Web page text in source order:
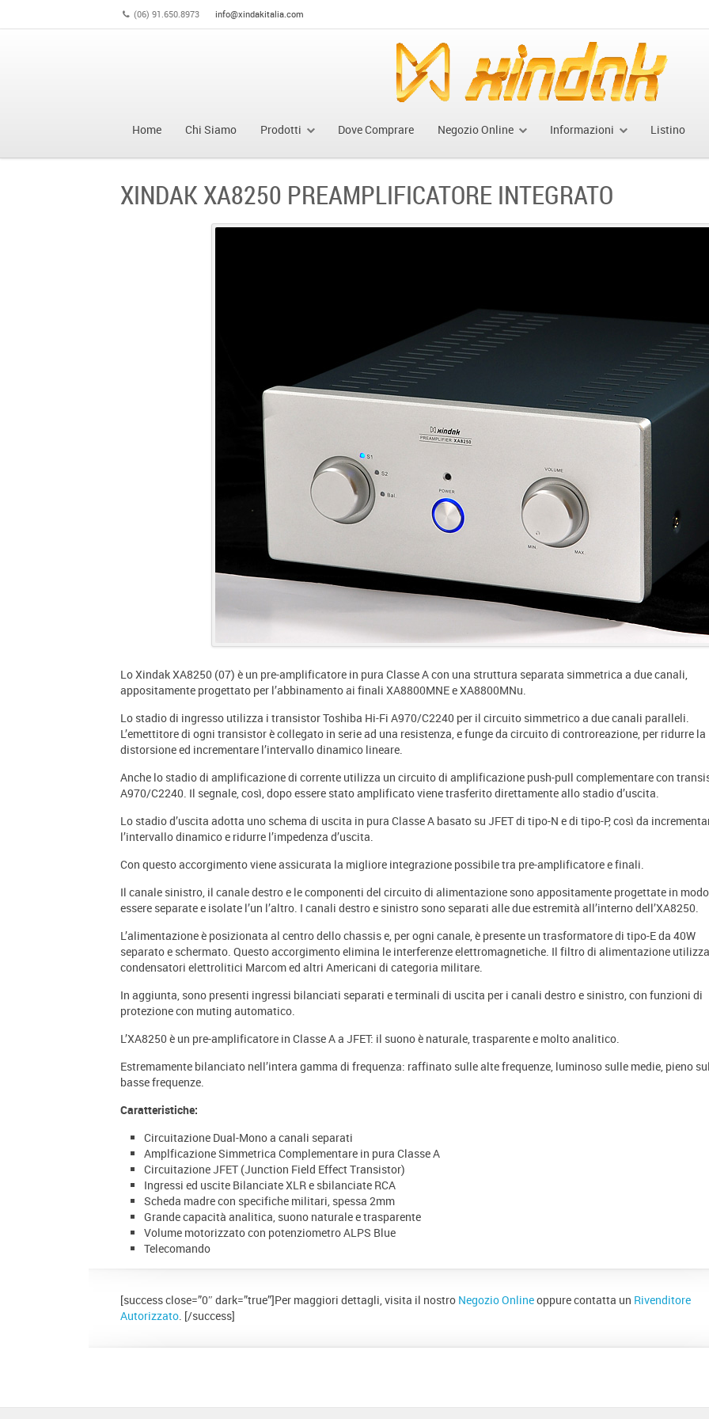
(06) 91.650.8973 info@xindakitalia.com
Home Chi Siamo Prodotti Dove Comprare Negozio Online Informazioni Listino
XINDAK XA8250 PREAMPLIFICATORE INTEGRATO
Lo Xindak XA8250 (07) è un pre-amplificatore in pura Classe A con una struttura separata simmetrica a due canali,
appositamente progettato per l’abbinamento ai finali XA8800MNE e XA8800MNu.
Lo stadio di ingresso utilizza i transistor Toshiba Hi-Fi A970/C2240 per il circuito simmetrico a due canali paralleli.
L’emettitore di ogni transistor è collegato in serie ad una resistenza, e funge da circuito di controreazione, per ridurre la
distorsione ed incrementare l’intervallo dinamico lineare.
Anche lo stadio di amplificazione di corrente utilizza un circuito di amplificazione push-pull complementare con
A970/C2240. Il segnale, così, dopo essere stato amplificato viene trasferito direttamente allo stadio d’uscita.
Lo stadio d’uscita adotta uno schema di uscita in pura Classe A basato su JFET di tipo-N e di tipo-P, così da
l’intervallo dinamico e ridurre l’impedenza d’uscita.
Con questo accorgimento viene assicurata la migliore integrazione possibile tra pre-amplificatore e finali.
Il canale sinistro, il canale destro e le componenti del circuito di alimentazione sono appositamente progettate in
essere separate e isolate l’un l’altro. I canali destro e sinistro sono separati alle due estremità all’interno dell’XA8250.
L’alimentazione è posizionata al centro dello chassis e, per ogni canale, è presente un trasformatore di tipo-E da 40W
separato e schermato. Questo accorgimento elimina le interferenze elettromagnetiche. Il filtro di alimentazione utilizza
condensatori elettrolitici Marcom ed altri Americani di categoria militare.
In aggiunta, sono presenti ingressi bilanciati separati e terminali di uscita per i canali destro e sinistro, con funzioni di
protezione con muting automatico.
L’XA8250 è un pre-amplificatore in Classe A a JFET: il suono è naturale, trasparente e molto analitico.
Estremamente bilanciato nell’intera gamma di frequenza: raffinato sulle alte frequenze, luminoso sulle medie, pieno
basse frequenze.
Caratteristiche:
Circuitazione Dual-Mono a canali separati
Amplficazione Simmetrica Complementare in pura Classe A
Circuitazione JFET (Junction Field Effect Transistor)
Ingressi ed uscite Bilanciate XLR e sbilanciate RCA
Scheda madre con specifiche militari, spessa 2mm
Grande capacità analitica, suono naturale e trasparente
Volume motorizzato con potenziometro ALPS Blue
Telecomando
[success close=”0″ dark=”true”]Per maggiori dettagli, visita il nostro Negozio Onlineoppure contatta un Rivenditore
Autorizzato. [/success]